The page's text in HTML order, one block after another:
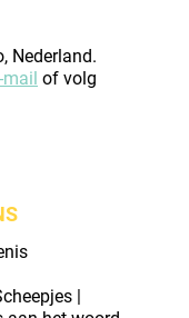
Nederland.
mail of volg
|